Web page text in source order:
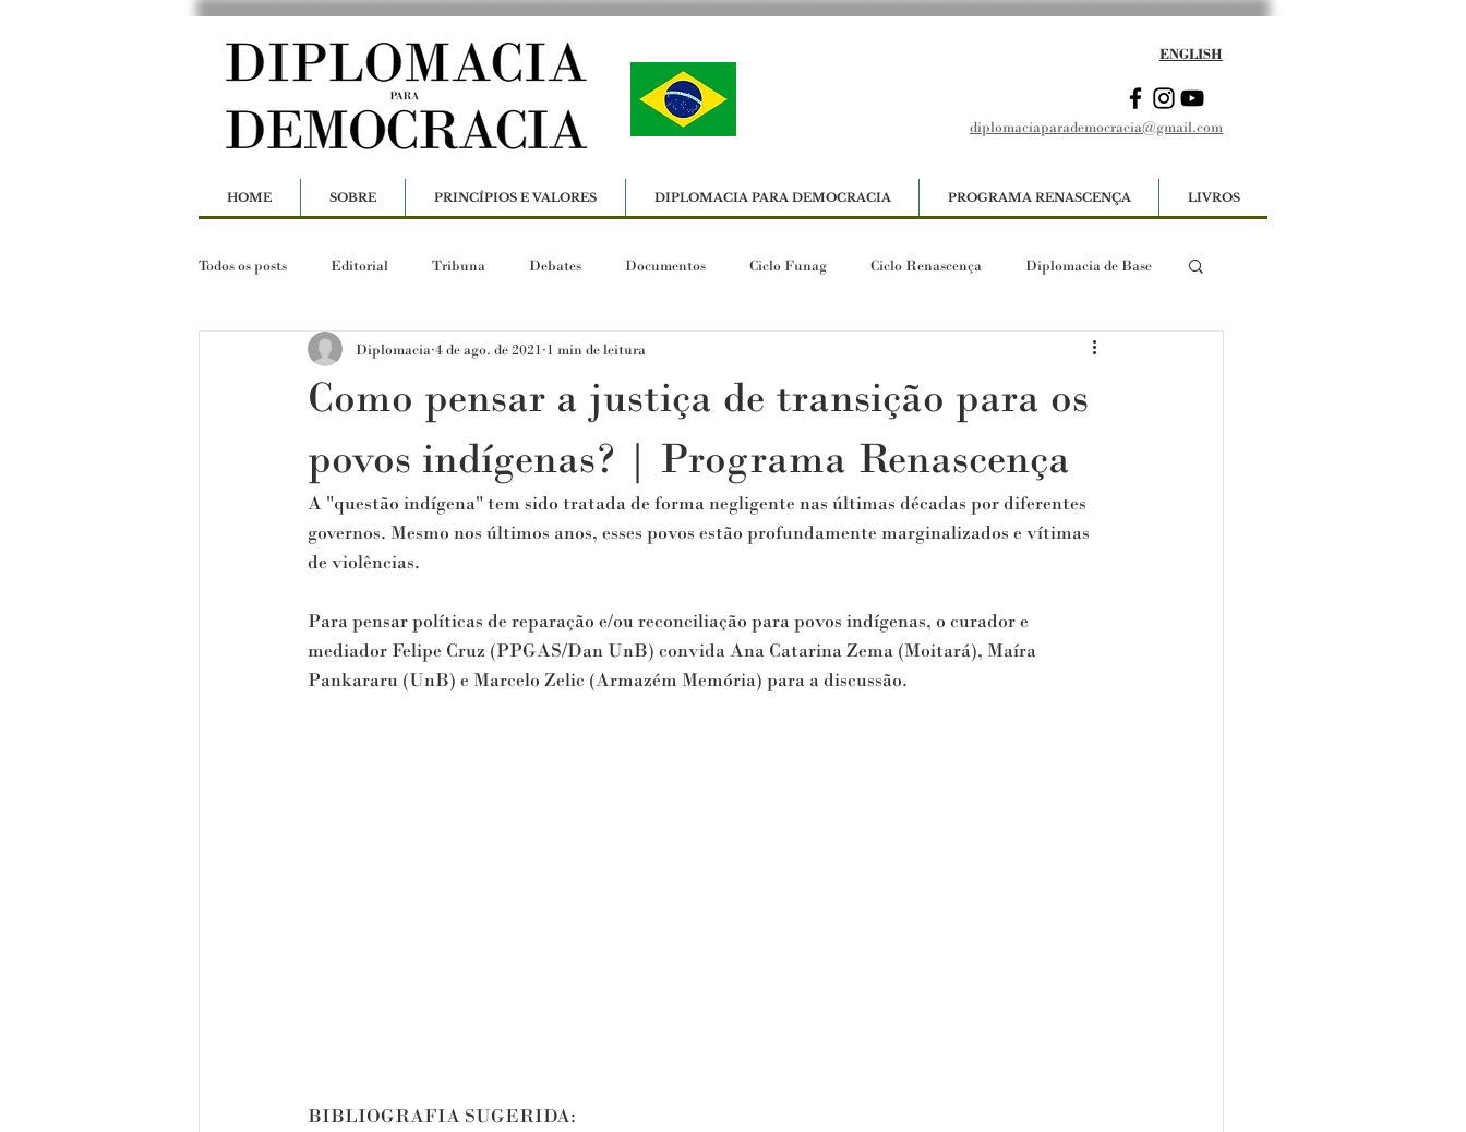
ENGLISH
diplomaciaparademocracia@gmail.com
HOME SOBRE PRINCÍPIOS E VALORES DIPLOMACIA PARA DEMOCRACIA PROGRAMA RENASCENÇA LIVROS
Todos os posts Editorial Tribuna Debates Documentos Ciclo Funag Ciclo Renascença Diplomacia de Base
Como pensar a justiça de transição para os
povos indígenas? | Programa Renascença
Diplomacia 4 de ago. de 2021 1 min de leitura
A "questão indígena" tem sido tratada de forma negligente nas últimas décadas por diferentes
governos. Mesmo nos últimos anos, esses povos estão profundamente marginalizados e vítimas
de violências.
Para pensar políticas de reparação e/ou reconciliação para povos indígenas, o curador e
mediador Felipe Cruz (PPGAS/Dan UnB) convida Ana Catarina Zema (Moitará), Maíra
Pankararu (UnB) e Marcelo Zelic (Armazém Memória) para a discussão.
BIBLIOGRAFIA SUGERIDA: